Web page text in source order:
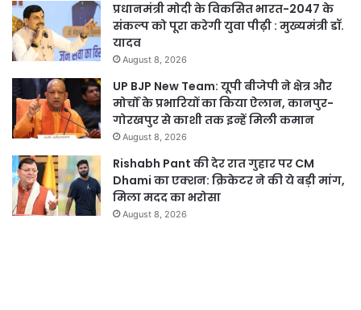
प्रधानमंत्री मोदी के विकसित भारत-2047 के
संकल्प को पूरा करेगी युवा पीढ़ी : मुख्यमंत्री डॉ.
यादव
August 8, 2026
UP BJP New Team: यूपी बीजेपी ने क्षेत्र और
मोर्चों के प्रभारियों का किया ऐलान, कानपुर-
गोरखपुर से काशी तक इन्हें मिली कमान
August 8, 2026
Rishabh Pant की देर रात गुहार पर CM
Dhami का एक्शन: क्रिकेटर ने की ये बड़ी मांग,
मिला मदद का भरोसा
August 8, 2026